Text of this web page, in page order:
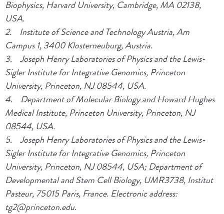
Biophysics, Harvard University, Cambridge, MA 02138,
USA.
2. Institute of Science and Technology Austria, Am
Campus 1, 3400 Klosterneuburg, Austria.
3. Joseph Henry Laboratories of Physics and the Lewis-
Sigler Institute for Integrative Genomics, Princeton
University, Princeton, NJ 08544, USA.
4. Department of Molecular Biology and Howard Hughes
Medical Institute, Princeton University, Princeton, NJ
08544, USA.
5. Joseph Henry Laboratories of Physics and the Lewis-
Sigler Institute for Integrative Genomics, Princeton
University, Princeton, NJ 08544, USA; Department of
Developmental and Stem Cell Biology, UMR3738, Institut
Pasteur, 75015 Paris, France. Electronic address:
tg2@princeton.edu.